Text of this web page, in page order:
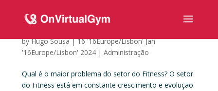
byHugo Sousa|16 '16Europe/Lisbon' Jan
'16Europe/Lisbon' 2024| Administração
Qual é o maior problema do setor do Fitness? O setor
do Fitness está em constante crescimento e evolução.